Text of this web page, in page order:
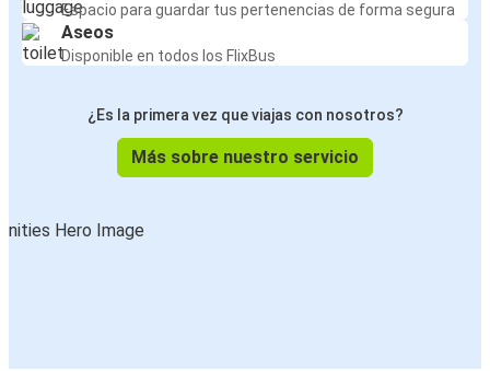
Viena
Viena
Lagos de Plitvice (Plitvička Jezera)
Espacio para guardar tus pertenencias de forma segura
Aseos
Disponible en todos los FlixBus
¿Es la primera vez que viajas con nosotros?
Más sobre nuestro servicio